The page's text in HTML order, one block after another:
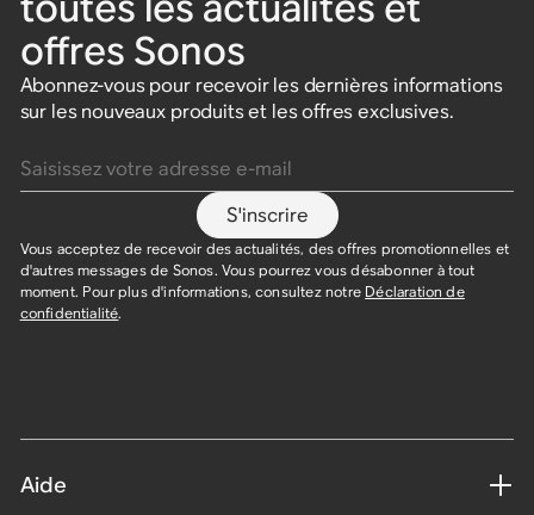
offres Sonos
Abonnez-vous pour recevoir les dernières informations
sur les nouveaux produits et les offres exclusives.
S'inscrire
Vous acceptez de recevoir des actualités, des offres promotionnelles et
d'autres messages de Sonos. Vous pourrez vous désabonner à tout
moment. Pour plus d'informations, consultez notre Déclaration de
confidentialité.
Aide